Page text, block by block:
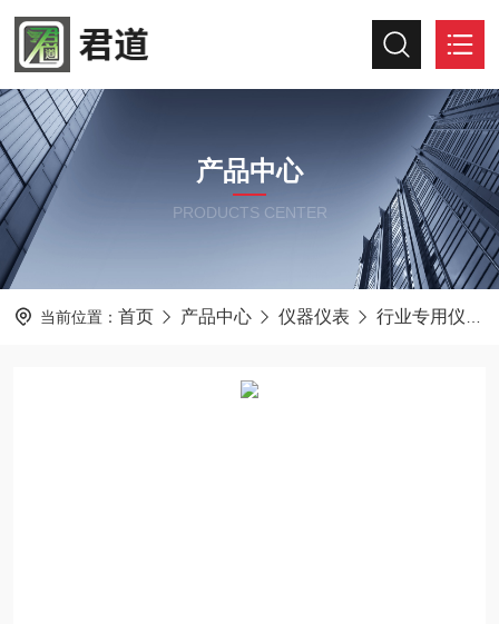
产品中心
PRODUCTS CENTER
当前位置： 首页 产品中心 仪器仪表 行业专用仪器仪表